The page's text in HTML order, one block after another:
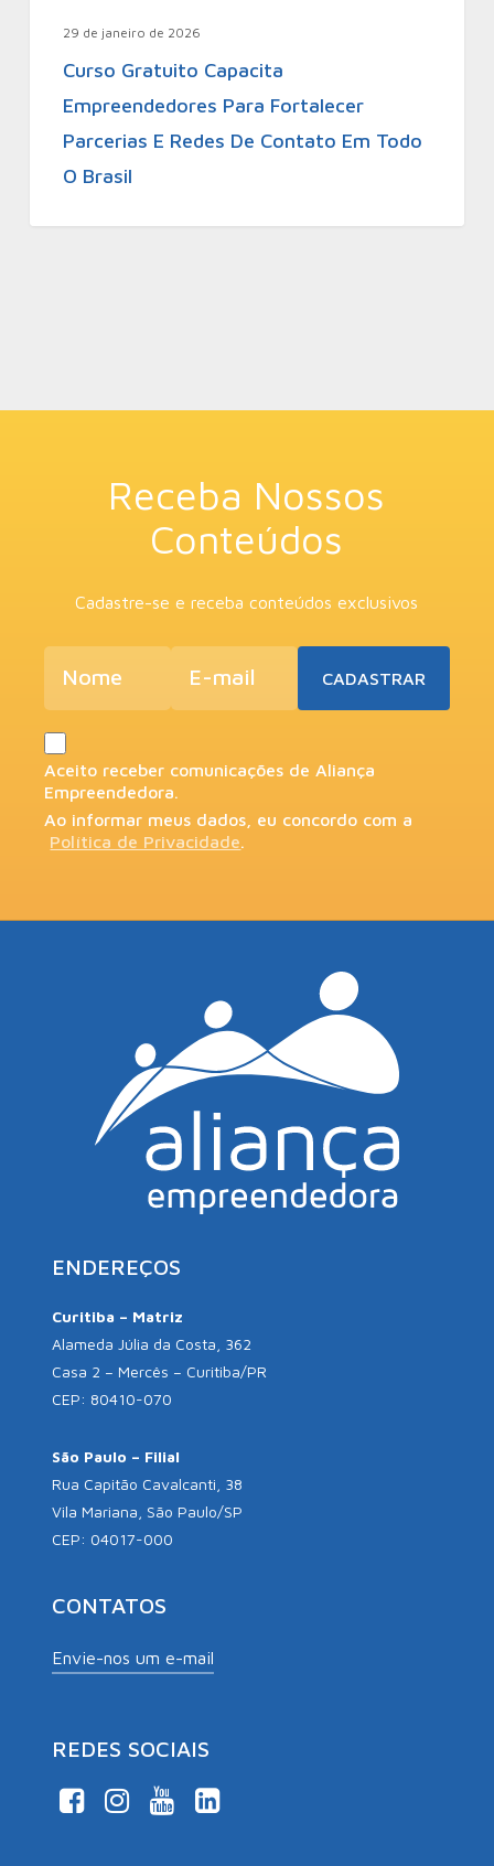
29 de janeiro de 2026
Curso Gratuito Capacita
Empreendedores Para Fortalecer
Parcerias E Redes De Contato Em Todo
O Brasil
Receba Nossos
Conteúdos
Cadastre-se e receba conteúdos exclusivos
Aceito receber comunicações de Aliança
Empreendedora.
Ao informar meus dados, eu concordo com a
Política de Privacidade.
ENDEREÇOS
Curitiba – Matriz
Alameda Júlia da Costa, 362
Casa 2 – Mercês – Curitiba/PR
CEP: 80410-070
São Paulo – Filial
Rua Capitão Cavalcanti, 38
Vila Mariana, São Paulo/SP
CEP: 04017-000
CONTATOS
Envie-nos um e-mail
REDES SOCIAIS